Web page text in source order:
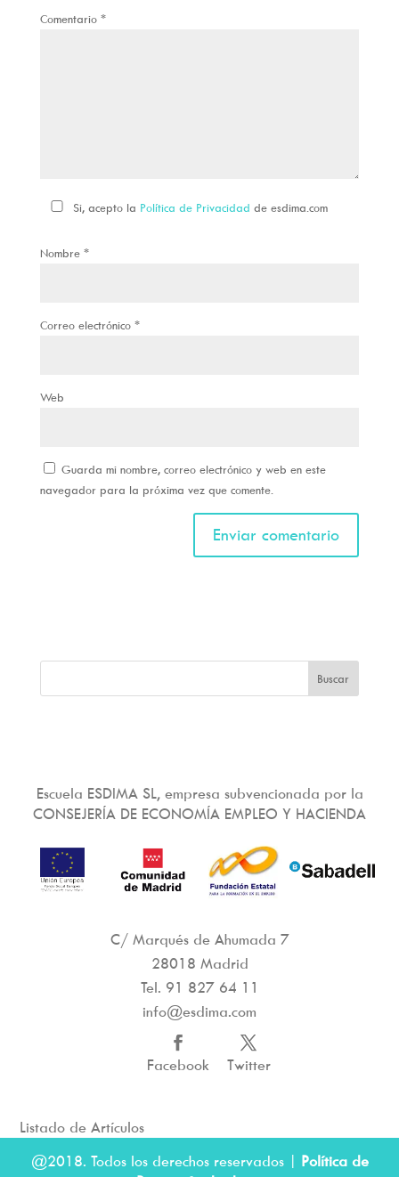
Comentario *
Si, acepto la Política de Privacidad de esdima.com
Nombre *
Correo electrónico *
Web
Guarda mi nombre, correo electrónico y web en este
navegador para la próxima vez que comente.
Escuela ESDIMA SL, empresa subvencionada por la
CONSEJERÍA DE ECONOMÍA EMPLEO Y HACIENDA
C/ Marqués de Ahumada 7
28018 Madrid
Tel. 91 827 64 11
info@esdima.com
Facebook Twitter
Listado de Artículos
@2018. Todos los derechos reservados | Política de